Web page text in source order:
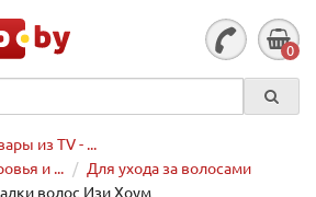
0
из TV - ...
и ...
Для ухода за волосами
волос Изи Хоум